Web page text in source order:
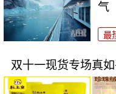
气
最
双十一现货专场真